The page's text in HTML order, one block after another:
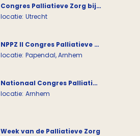
Congres Palliatieve Zorg bij Parkinson
locatie: Utrecht
NPPZ II Congres Palliatieve zorg: Next Level
locatie: Papendal, Arnhem
Nationaal Congres Palliatieve Zorg
locatie: Arnhem
Week van de Palliatieve Zorg